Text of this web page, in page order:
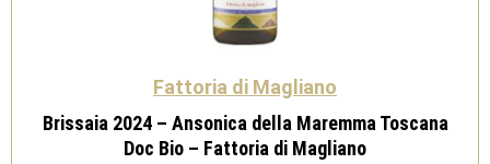
Fattoria di Magliano
Brissaia 2024 – Ansonica della Maremma Toscana
Doc Bio – Fattoria di Magliano